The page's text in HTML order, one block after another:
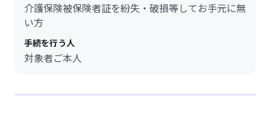
介護保険被保険者証を紛失・破損等してお手元に無
い方
手続を行う人
対象者ご本人